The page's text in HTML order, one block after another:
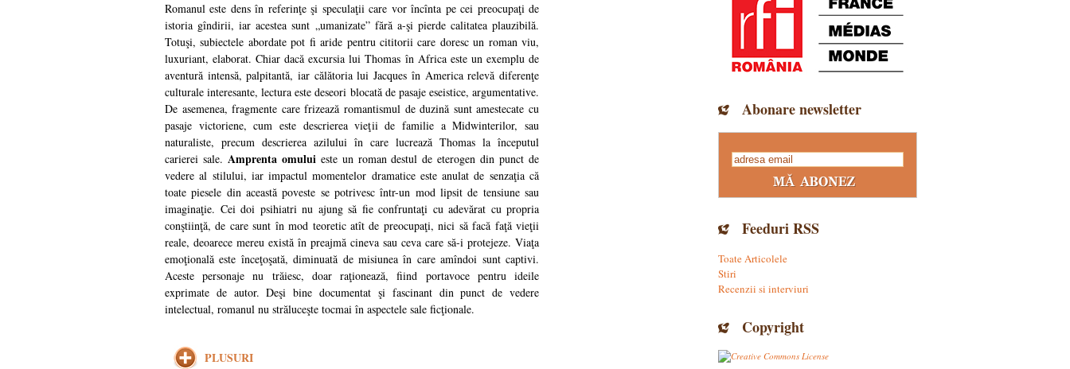
Romanul este dens în referinţe şi speculaţii care vor încînta pe cei preocupaţi de
istoria gîndirii, iar acestea sunt „umanizate” fără a-şi pierde calitatea plauzibilă.
Totuşi, subiectele abordate pot fi aride pentru cititorii care doresc un roman viu,
luxuriant, elaborat. Chiar dacă excursia lui Thomas în Africa este un exemplu de
aventură intensă, palpitantă, iar călătoria lui Jacques în America relevă diferenţe
culturale interesante, lectura este deseori blocată de pasaje eseistice, argumentative.
De asemenea, fragmente care frizează romantismul de duzină sunt amestecate cu
pasaje victoriene, cum este descrierea vieţii de familie a Midwinterilor, sau
naturaliste, precum descrierea azilului în care lucrează Thomas la începutul
carierei sale. Amprenta omuluieste un roman destul de eterogen din punct de
vedere al stilului, iar impactul momentelor dramatice este anulat de senzaţia că
toate piesele din această poveste se potrivesc într-un mod lipsit de tensiune sau
imaginaţie. Cei doi psihiatri nu ajung să fie confruntaţi cu adevărat cu propria
conştiinţă, de care sunt în mod teoretic atît de preocupaţi, nici să facă faţă vieţii
reale, deoarece mereu există în preajmă cineva sau ceva care să-i protejeze. Viaţa
emoţională este înceţoşată, diminuată de misiunea în care amîndoi sunt captivi.
Aceste personaje nu trăiesc, doar raţionează, fiind portavoce pentru ideile
exprimate de autor. Deşi bine documentat şi fascinant din punct de vedere
intelectual, romanul nu străluceşte tocmai în aspectele sale ficţionale.
PLUSURI
Abonare newsletter
Feeduri RSS
Toate Articolele
Stiri
Recenzii si interviuri
Copyright